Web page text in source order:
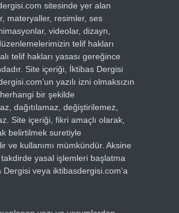
sitesinde yer alan
materyaller, resimler, ses
videolar, dizayn,
telif hakları
telif hakları yasası gereğince
Site içeriği, İktibas Dergisi
yazılı izni olmaksızın
bir şekilde
dağıtılamaz, değiştirilemez,
Site içeriği, fikri amaçlı olarak,
belirtilmek suretiyle
ve kullanımı mümkündür. Aksine
takdirde yasal işlemleri başlatma
Dergisi veya iktibasdergisi.com’a